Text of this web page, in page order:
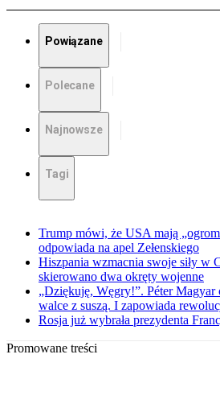
Powiązane
Polecane
Najnowsze
Tagi
Trump mówi, że USA mają
odpowiada na apel Zełenskiego
Hiszpania wzmacnia swoje siły w
skierowano dwa okręty wojenne
„Dziękuję, Węgry!”. Péter Magyar
walce z suszą. I zapowiada
Rosja już wybrała prezydenta
Promowane treści